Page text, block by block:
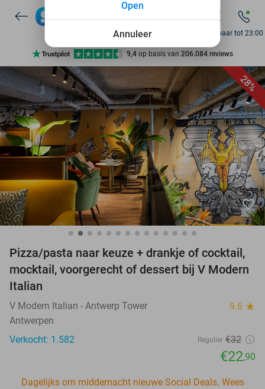
7 dagen per week beschikbaar
10+ miljoen leden
9,4 op basis van 206.084 reviews
Ontdek 15.000+ deals
7 dagen per week beschikbaar
10+ miljoen leden
Bereikbaar tot 23:00
28%
favorite_border
Pizza/pasta naar keuze + drankje of cocktail,
mocktail, voorgerecht of dessert bij V Modern
Italian
V Modern Italian - Antwerp Tower 9.6 star
Antwerpen
Verkocht: 1.582
Regulier €32
€22,90
Dagelijks om middernacht nieuwe Social Deals. Wees
Annuleer
Open